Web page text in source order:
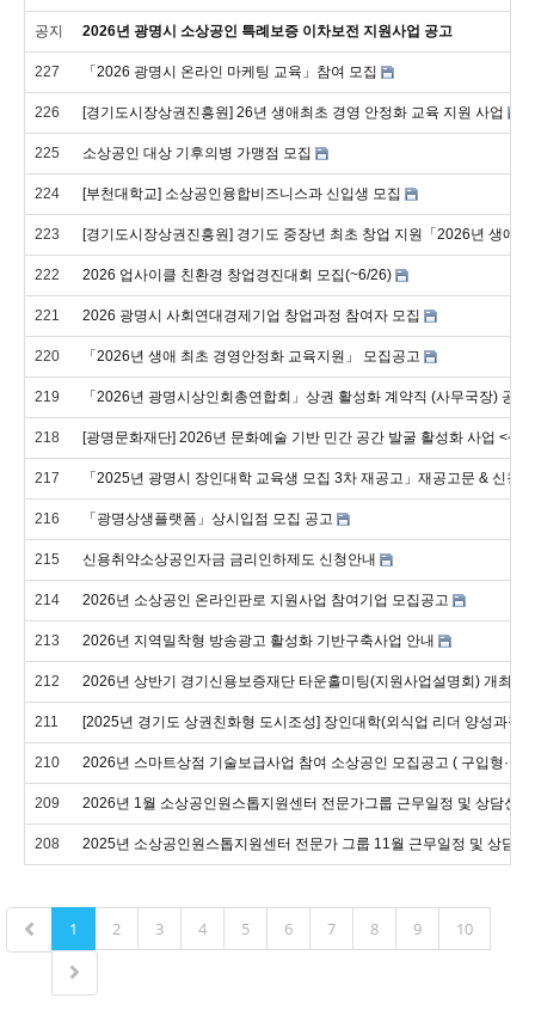
공지 2026년 광명시 소상공인 특례보증 이차보전 지원사업 공고
227 「2026 광명시 온라인 마케팅 교육」참여 모집
226 [경기도시장상권진흥원] 26년 생애최초 경영 안정화 교육 지원 사업
225 소상공인 대상 기후의병 가맹점 모집
224 [부천대학교] 소상공인융합비즈니스과 신입생 모집
223 [경기도시장상권진흥원] 경기도 중장년 최초 창업 지원「2026년 생애
222 2026 업사이클 친환경 창업경진대회 모집(~6/26)
221 2026 광명시 사회연대경제기업 창업과정 참여자 모집
220 「2026년 생애 최초 경영안정화 교육지원」 모집공고
219 「2026년 광명시상인회총연합회」상권 활성화 계약직 (사무국장) 공개
218 [광명문화재단] 2026년 문화예술 기반 민간 공간 발굴 활성화 사업 <생
217 「2025년 광명시 장인대학 교육생 모집 3차 재공고」재공고문 & 신청서
216 「광명상생플랫폼」상시입점 모집 공고
215 신용취약소상공인자금 금리인하제도 신청안내
214 2026년 소상공인 온라인판로 지원사업 참여기업 모집공고
213 2026년 지역밀착형 방송광고 활성화 기반구축사업 안내
212 2026년 상반기 경기신용보증재단 타운홀미팅(지원사업설명회) 개최 안
211 [2025년 경기도 상권친화형 도시조성] 장인대학(외식업 리더 양성과정)
210 2026년 스마트상점 기술보급사업 참여 소상공인 모집공고 ( 구입형·렌
209 2026년 1월 소상공인원스톱지원센터 전문가그룹 근무일정 및 상담신
208 2025년 소상공인원스톱지원센터 전문가 그룹 11월 근무일정 및 상담
1 2 3 4 5 6 7 8 9 10